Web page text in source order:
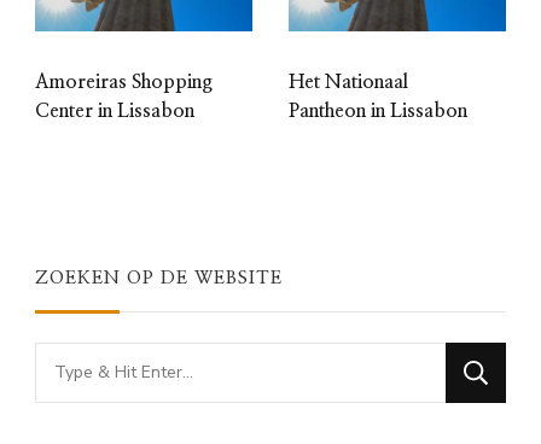
Amoreiras Shopping
Center in Lissabon
Het Nationaal
Pantheon in Lissabon
ZOEKEN OP DE WEBSITE
Looking
for